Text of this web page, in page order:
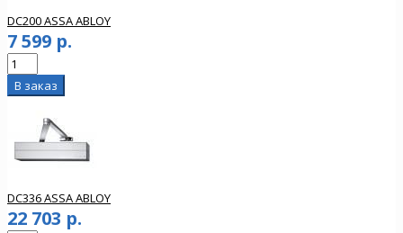
DC200 ASSA ABLOY
7 599 р.
DC336 ASSA ABLOY
22 703 р.